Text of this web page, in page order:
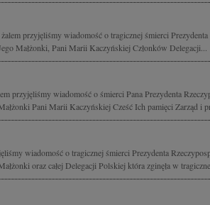
przyjęliśmy wiadomość o tragicznej śmierci
Małżonki, Pani Marii Kaczyńskiej Członków Delegacji...
przyjęliśmy wiadomość o śmierci Pana Prezydenta
Pani Marii Kaczyńskiej Cześć Ich pamięci Zarząd i
wiadomość o tragicznej śmierci Prezydenta
oraz całej Delegacji Polskiej która zginęła w